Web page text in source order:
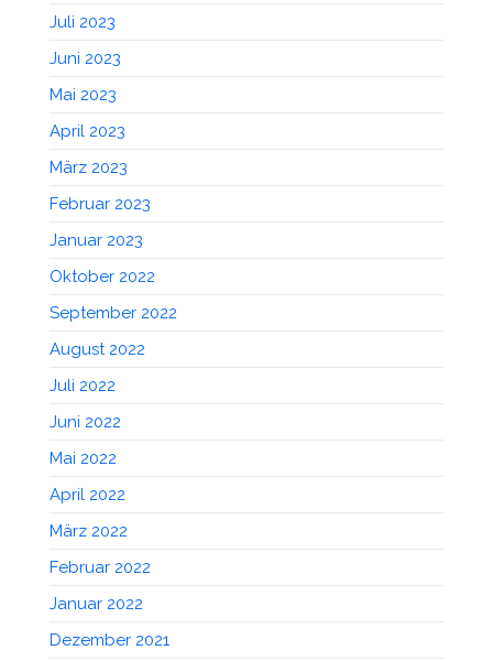
Juli 2023
Juni 2023
Mai 2023
April 2023
März 2023
Februar 2023
Januar 2023
Oktober 2022
September 2022
August 2022
Juli 2022
Juni 2022
Mai 2022
April 2022
März 2022
Februar 2022
Januar 2022
Dezember 2021